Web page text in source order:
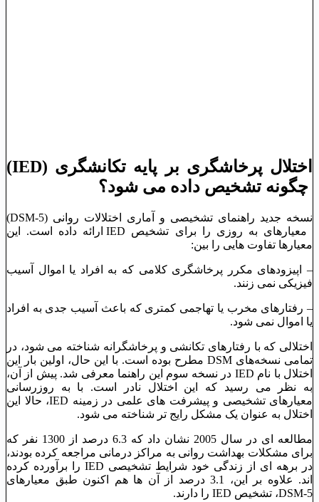
اختلال پرخاشگری بر پایه تکانشگری (IED)
چگونه تشخیص داده می ‌شود؟
نسخه جدید راهنمای تشخیصی و آماری اختلالات روانی (DSM-5)
معیارهای به روزی را برای تشخیص IED ارائه داده است. این
معیارها تفاوت ‌هایی را بین:
– اپیزودهای مکرر پرخاشگری کلامی که به افراد یا اموال آسیب
فیزیکی نمی‌ زنند.
– رفتارهای مخرب یا تهاجمی کمتری که باعث آسیب جدی به افراد
یا اموال نمی ‌شود.
اختلالی که با رفتارهای تکانشی و پرخاشگرانه شناخته می ‌شود، در
تمامی نسخه‌های DSM مطرح بوده است. با این حال، اولین بار این
اختلال با نام IED در نسخه سوم این راهنما معرفی شد. پیش از آن،
به نظر می ‌رسید که این اختلال نادر است. با به ‌روزرسانی
معیارهای تشخیصی و پیشرفت‌ های علمی در زمینه IED، حالا این
اختلال به‌ عنوان یک مشکل رایج‌ تر شناخته می ‌شود.
مطالعه ‌ای در سال 2005 نشان داد که 6.3 درصد از 1300 نفر که
برای مشکلات بهداشت روانی به مراکز درمانی مراجعه کرده بودند،
در برهه ‌ای از زندگی خود شرایط تشخیصی IED را برآورده کرده
‌اند. علاوه بر این، 3.1 درصد از آن ‌ها هم ‌اکنون طبق معیارهای
DSM-5، تشخیص IED را دارند.